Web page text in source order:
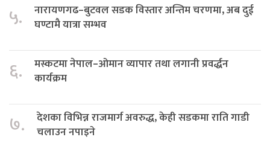
५.
नारायणगढ–बुटवल सडक विस्तार अन्तिम चरणमा, अब दुई
घण्टामै यात्रा सम्भव
६.
मस्कटमा नेपाल–ओमान व्यापार तथा लगानी प्रवर्द्धन
कार्यक्रम
७.
देशका विभिन्न राजमार्ग अवरुद्ध, केही सडकमा राति गाडी
चलाउन नपाइने